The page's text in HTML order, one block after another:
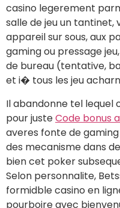
casino legerement
salle de jeu un tantinet,
appareil sur sous, aux
gaming ou pressage
de bureau (tentative,
et i� tous les jeu
Il abandonne tel lequel
pour justeCode bonus
averes fonte de
des mecanisme dans
bien cet poker
Selon personnalite,
formidble casino en
pourboire avec